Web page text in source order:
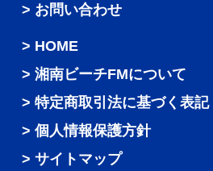
> お問い合わせ
HOME
湘南ビーチFMについて
特定商取引法に基づく表記
個人情報保護方針
サイトマップ